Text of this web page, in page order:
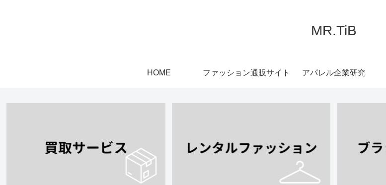
MR.TiB
HOME ファッション通販サイト アパレル企業研究